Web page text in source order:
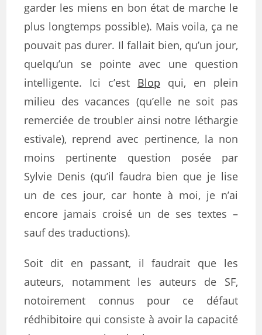
garder les miens en bon état de marche le
plus longtemps possible). Mais voila, ça ne
pouvait pas durer. Il fallait bien, qu’un jour,
quelqu’un se pointe avec une question
intelligente. Ici c’est Blop qui, en plein
milieu des vacances (qu’elle ne soit pas
remerciée de troubler ainsi notre léthargie
estivale), reprend avec pertinence, la non
moins pertinente question posée par
Sylvie Denis (qu’il faudra bien que je lise
un de ces jour, car honte à moi, je n’ai
encore jamais croisé un de ses textes –
sauf des traductions).
Soit dit en passant, il faudrait que les
auteurs, notamment les auteurs de SF,
notoirement connus pour ce défaut
rédhibitoire qui consiste à avoir la capacité